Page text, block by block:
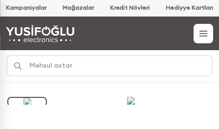
Kampaniyalar Mağazalar Kredit Növləri Hədiyyə Kartları